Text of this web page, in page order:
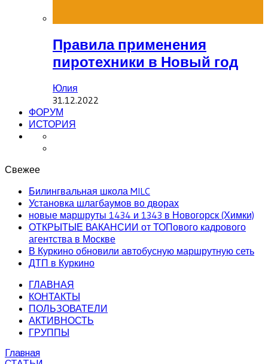
Правила применения
пиротехники в Новый год
Юлия
31.12.2022
ФОРУМ
ИСТОРИЯ
Свежее
Билингвальная школа MILC
Установка шлагбаумов во дворах
новые маршруты 1434 и 1343 в Новогорск (Химки)
ОТКРЫТЫЕ ВАКАНСИИ от ТОПового кадрового
агентства в Москве
В Куркино обновили автобусную маршрутную сеть
ДТП в Куркино
ГЛАВНАЯ
КОНТАКТЫ
ПОЛЬЗОВАТЕЛИ
АКТИВНОСТЬ
ГРУППЫ
Главная